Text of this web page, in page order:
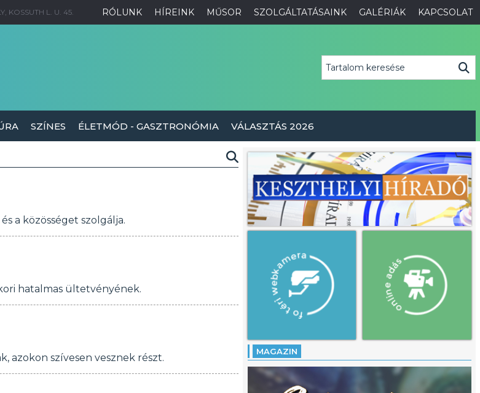
RÓLUNK HÍREINK MŰSOR SZOLGÁLTATÁSAINK GALÉRIÁK KAPCSOLAT
KOSSUTH L. U. 45.
SZÍNES ÉLETMÓD - GASZTRONÓMIA VÁLASZTÁS 2026
a közösséget szolgálja.
hatalmas ültetvényének.
azokon szívesen vesznek részt.
MAGAZIN